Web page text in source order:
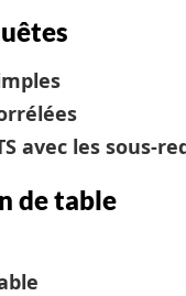
avec les sous-
de table